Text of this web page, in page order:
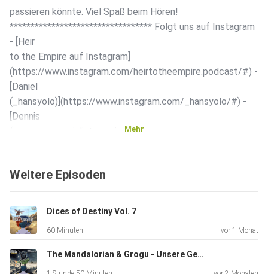
passieren könnte. Viel Spaß beim Hören!
********************************** Folgt uns auf Instagram
- [Heir
to the Empire auf Instagram]
(https://www.instagram.com/heirtotheempire.podcast/#) -
[Daniel
(_hansyolo)](https://www.instagram.com/_hansyolo/#) -
[Dennis
(raccoon_specialists_xwing)]
- [Nico
(https://www.instagram.com/der_gossenpoet/#) -
[Tom
(holotomsarchive)]
(https://www.instagram.com/holotomsarchive/#)
Schreibt uns: heirtotheempire.pod@gmail.com Wir freuen
Mehr
Weitere Episoden
Dices of Destiny Vol. 7
60 Minuten vor 1 Monat
The Mandalorian & Grogu - Unsere Gedanken